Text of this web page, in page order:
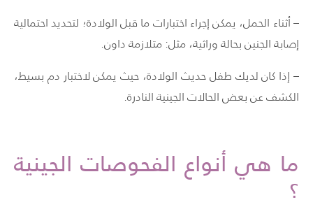
– أثناء الحمل، يمكن إجراء اختبارات ما قبل الولادة؛ لتحديد احتمالية
إصابة الجنين بحالة وراثية، مثل: متلازمة داون.
– إذا كان لديك طفل حديث الولادة، حيث يمكن لاختبار دم بسيط،
الكشف عن بعض الحالات الجينية النادرة.
ما هي أنواع الفحوصات الجينية
؟